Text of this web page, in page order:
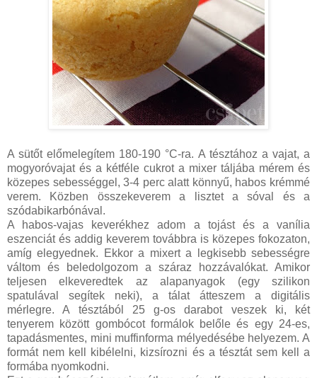
A sütőt előmelegítem 180-190 °C-ra. A tésztához a vajat, a
mogyoróvajat és a kétféle cukrot a mixer táljába mérem és
közepes sebességgel, 3-4 perc alatt könnyű, habos krémmé
verem. Közben összekeverem a lisztet a sóval és a
szódabikarbónával.
A habos-vajas keverékhez adom a tojást és a vanília
eszenciát és addig keverem továbbra is közepes fokozaton,
amíg elegyednek. Ekkor a mixert a legkisebb sebességre
váltom és beledolgozom a száraz hozzávalókat. Amikor
teljesen elkeveredtek az alapanyagok (egy szilikon
spatulával segítek neki), a tálat átteszem a digitális
mérlegre. A tésztából 25 g-os darabot veszek ki, két
tenyerem között gombócot formálok belőle és egy 24-es,
tapadásmentes, mini muffinforma mélyedésébe helyezem. A
formát nem kell kibélelni, kizsírozni és a tésztát sem kell a
formába nyomkodni.